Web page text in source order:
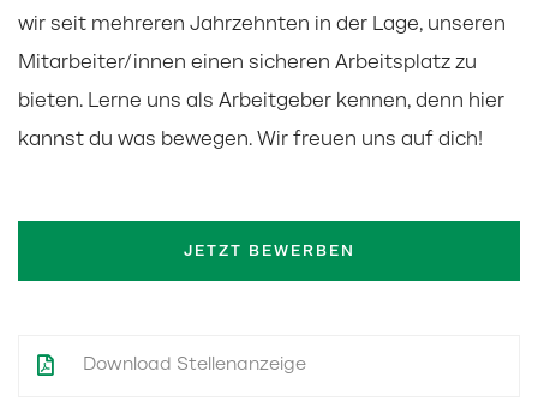
wir seit mehreren Jahrzehnten in der Lage, unseren
Mitarbeiter/innen einen sicheren Arbeitsplatz zu
bieten. Lerne uns als Arbeitgeber kennen, denn hier
kannst du was bewegen. Wir freuen uns auf dich!
JETZT BEWERBEN
Download Stellenanzeige